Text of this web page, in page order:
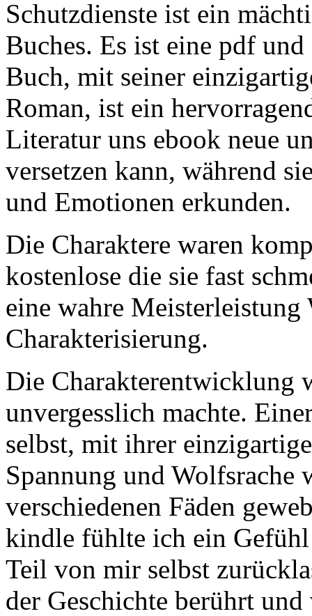
Schutzdienste ist ein
Buches. Es ist eine pdf
Buch, mit seiner
Roman, ist ein
Literatur uns ebook neue
versetzen kann, während
und Emotionen erkunden.
Die Charaktere waren
kostenlose die sie fast
eine wahre Meisterleistung
Charakterisierung.
Die Charakterentwicklung
unvergesslich machte.
selbst, mit ihrer
Spannung und Wolfsrache
verschiedenen Fäden
kindle fühlte ich ein Gefühl
Teil von mir selbst
der Geschichte berührt